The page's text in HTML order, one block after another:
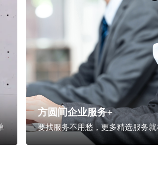
方圆间企业服务+
要找服务不用愁，更多精选服务就